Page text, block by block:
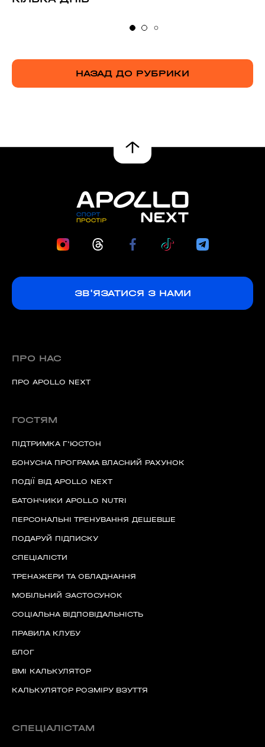
НАЗАД ДО РУБРИКИ
ЗВ'ЯЗАТИСЯ З НАМИ
ПРО НАС
ПРО APOLLO NEXT
ГОСТЯМ
ПІДТРИМКА Г'ЮСТОН
БОНУСНА ПРОГРАМА ВЛАСНИЙ РАХУНОК
ПОДІЇ ВІД APOLLO NEXT
БАТОНЧИКИ APOLLO NUTRI
ПЕРСОНАЛЬНІ ТРЕНУВАННЯ ДЕШЕВШЕ
ПОДАРУЙ ПІДПИСКУ
СПЕЦІАЛІСТИ
ТРЕНАЖЕРИ ТА ОБЛАДНАННЯ
МОБІЛЬНИЙ ЗАСТОСУНОК
СОЦІАЛЬНА ВІДПОВІДАЛЬНІСТЬ
ПРАВИЛА КЛУБУ
БЛОГ
BMI КАЛЬКУЛЯТОР
КАЛЬКУЛЯТОР РОЗМІРУ ВЗУТТЯ
СПЕЦІАЛІСТАМ